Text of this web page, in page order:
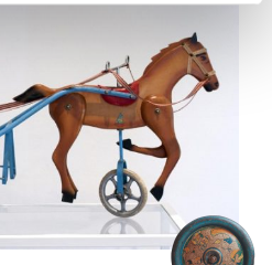
Cavalli giocattolo